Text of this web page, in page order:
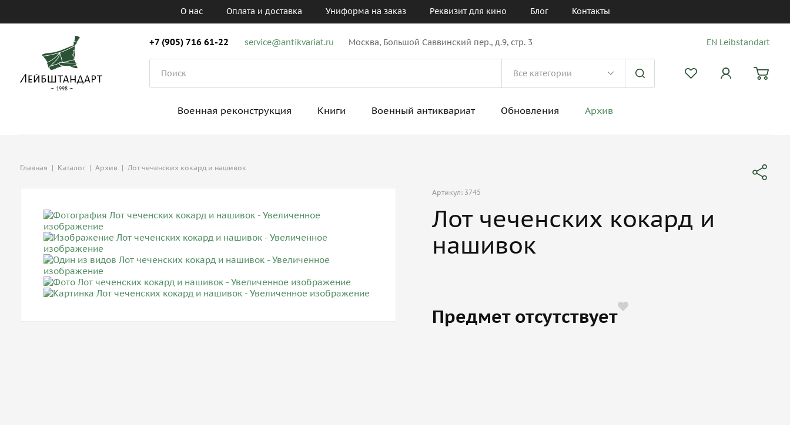
О нас Оплата и доставка Униформа на заказ Реквизит для кино Блог Контакты
+7 (905) 716 61-22 service@antikvariat.ru Москва, Большой Саввинский пер., д.9, стр. 3 EN Leibstandart
Военная реконструкция Книги Военный антиквариат Обновления Архив
Главная | Каталог | Архив | Лот чеченских кокард и нашивок
Артикул: 3745
Лот чеченских кокард и
нашивок
Предмет отсутствует